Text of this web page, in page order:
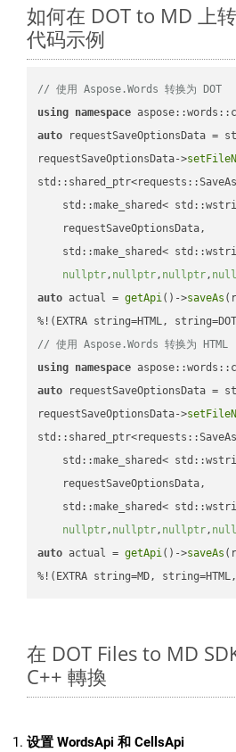
如何在 DOT to MD 上
代码示例
// 使用 Aspose.Words 转换为 DOT
using namespace
auto requestSaveOptionsData =
requestSaveOptionsData->
std::make_shared<
    requestSaveOptionsData,
std::make_shared<
nullptr, nullptr, nullptr,
auto actual = getApi()->saveAs
// 使用 Aspose.Words 转换为 HTML
using namespace
auto requestSaveOptionsData =
requestSaveOptionsData->
std::make_shared<
    requestSaveOptionsData,
std::make_shared<
nullptr, nullptr, nullptr,
auto actual = getApi()->saveAs
%!(EXTRA string=MD,
在 DOT Files to MD
C++ 轉換
设置 WordsApi 和 CellsApi